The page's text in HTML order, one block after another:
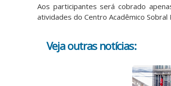
Aos participantes será cobrado
atividades do Centro Acadêmico
Veja outras notícias: